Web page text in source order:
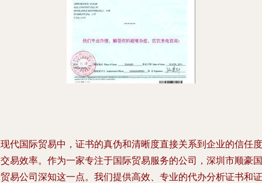
代国际贸易中，证书的真伪和清晰度直接关系到企业的信任度
易效率。作为一家专注于国际贸易服务的公司，深圳市顺豪国
易公司深知这一点。我们提供高效、专业的代办分析证书和证